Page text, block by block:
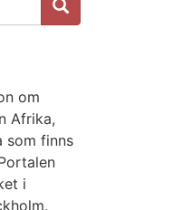
om
Afrika,
som finns
i